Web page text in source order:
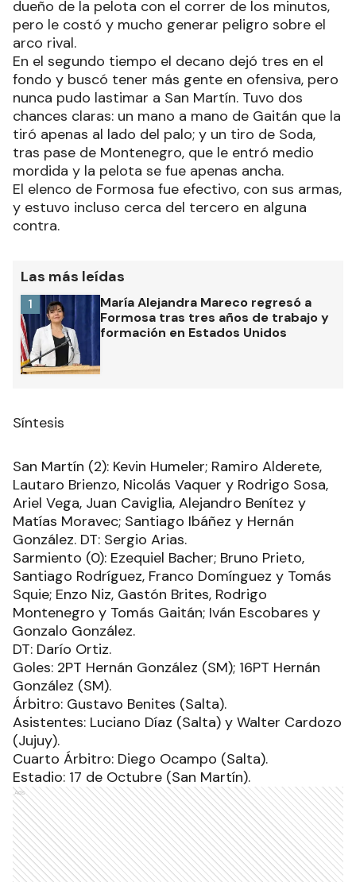
dueño de la pelota con el correr de los minutos,
pero le costó y mucho generar peligro sobre el
arco rival.
En el segundo tiempo el decano dejó tres en el
fondo y buscó tener más gente en ofensiva, pero
nunca pudo lastimar a San Martín. Tuvo dos
chances claras: un mano a mano de Gaitán que la
tiró apenas al lado del palo; y un tiro de Soda,
tras pase de Montenegro, que le entró medio
mordida y la pelota se fue apenas ancha.
El elenco de Formosa fue efectivo, con sus armas,
y estuvo incluso cerca del tercero en alguna
contra.
Las más leídas
María Alejandra Mareco regresó a
Formosa tras tres años de trabajo y
formación en Estados Unidos
1
Síntesis
San Martín (2): Kevin Humeler; Ramiro Alderete,
Lautaro Brienzo, Nicolás Vaquer y Rodrigo Sosa,
Ariel Vega, Juan Caviglia, Alejandro Benítez y
Matías Moravec; Santiago Ibáñez y Hernán
González. DT: Sergio Arias.
Sarmiento (0): Ezequiel Bacher; Bruno Prieto,
Santiago Rodríguez, Franco Domínguez y Tomás
Squie; Enzo Niz, Gastón Brites, Rodrigo
Montenegro y Tomás Gaitán; Iván Escobares y
Gonzalo González.
DT: Darío Ortiz.
Goles: 2PT Hernán González (SM); 16PT Hernán
González (SM).
Árbitro: Gustavo Benites (Salta).
Asistentes: Luciano Díaz (Salta) y Walter Cardozo
(Jujuy).
Cuarto Árbitro: Diego Ocampo (Salta).
Estadio: 17 de Octubre (San Martín).
Ads